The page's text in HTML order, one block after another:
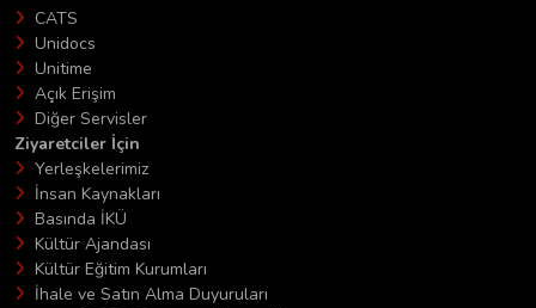
CATS
Unidocs
Unitime
Açık Erişim
Diğer Servisler
Ziyaretciler İçin
Yerleşkelerimiz
İnsan Kaynakları
Basında İKÜ
Kültür Ajandası
Kültür Eğitim Kurumları
İhale ve Satın Alma Duyuruları